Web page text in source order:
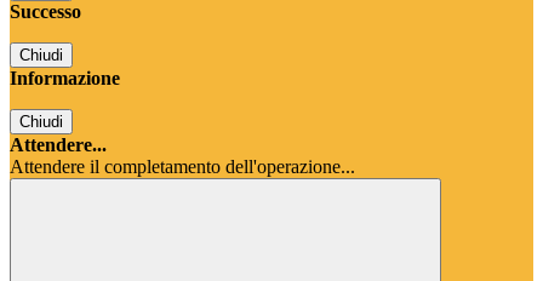
Successo
Chiudi
Informazione
Chiudi
Attendere...
Attendere il completamento dell'operazione...